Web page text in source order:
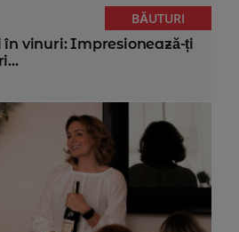
BĂUTURI
vinuri: Impresionează-ți